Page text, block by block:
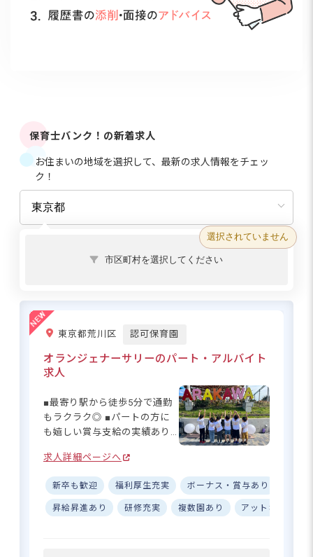
保育士バンク！の新着求人
お住まいの地域を選択して、最新の求人情報をチェッ
ク！
選択されていません
市区町村を選択してください
東京都荒川区 認可保育園
オランジェナーサリーのパート・アルバイト
求人
■最寄り駅から徒歩5分で通勤
もラクラク◎ ■パートの方に
も嬉しい賞与支給の実績あり
談可能！ ■令和3年新設の綺麗
な園で働ける◎ ーー【明るい
笑顔に囲まれて働く喜びを実
感！】 オランジェナーサリー
求人詳細ページへ
新卒も歓迎 福利厚生充実 ボーナス・賞与あり
昇給昇進あり 研修充実 複数園あり アットホーム